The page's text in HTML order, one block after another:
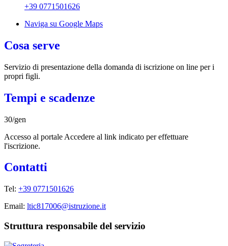
+39 0771501626
Naviga su Google Maps
Cosa serve
Servizio di presentazione della domanda di iscrizione on line per i
propri figli.
Tempi e scadenze
30/gen
Accesso al portale Accedere al link indicato per effettuare
l'iscrizione.
Contatti
Tel: +39 0771501626
Email: ltic817006@istruzione.it
Struttura responsabile del servizio